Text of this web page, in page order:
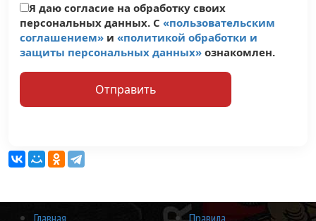
Я даю согласие на обработку своих
персональных данных. C «пользовательским
соглашением» и «политикой обработки и
защиты персональных данных» ознакомлен.